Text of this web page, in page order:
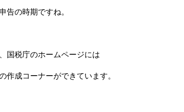
告の時期ですね。
国税庁のホームページには
作成コーナーができています。